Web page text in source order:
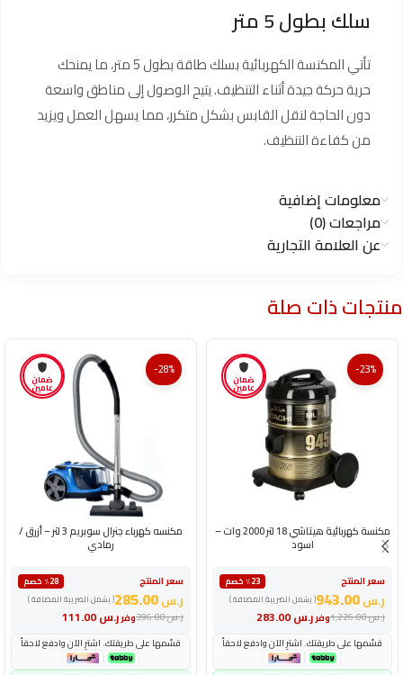
سلك بطول 5 متر
تأتي المكنسة الكهربائية بسلك طاقة بطول 5 متر، ما يمنحك
حرية حركة جيدة أثناء التنظيف. يتيح الوصول إلى مناطق واسعة
دون الحاجة لنقل القابس بشكل متكرر، مما يسهل العمل ويزيد
من كفاءة التنظيف.
معلومات إضافية
مراجعات (0)
عن العلامة التجارية
منتجات ذات صلة
ضمان
عامين
-23%
مكنسة كهربائية هيتاشي 18 لتر 2000 وات –
اسود
سعر المنتج
٪23 خصم
( يشمل الضريبة المضافة )
ر.س
وفرر.س ر.س1,226.00
قسّمها على طريقتك. اشترِ الآن وادفع لاحقاً
ضمان
عامين
-28%
مكنسه كهرباء جنرال سوبريم 3 لتر – أزرق /
رمادي
سعر المنتج
٪28 خصم
( يشمل الضريبة المضافة )
ر.س
وفرر.س ر.س396.00
قسّمها على طريقتك. اشترِ الآن وادفع لاحقاً